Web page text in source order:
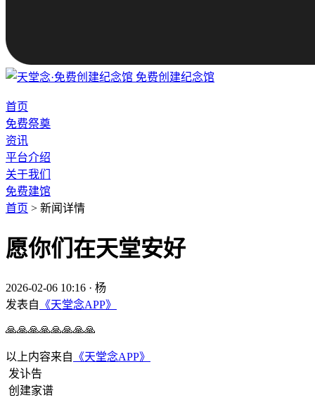
免费创建纪念馆
首页
免费祭奠
资讯
平台介绍
关于我们
免费建馆
首页 > 新闻详情
愿你们在天堂安好
2026-02-06 10:16 · 杨
发表自 《天堂念APP》
🙏🙏🙏🙏🙏🙏🙏🙏
以上内容来自 《天堂念APP》
发讣告
创建家谱